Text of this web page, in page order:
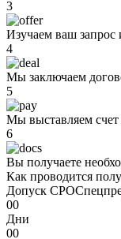
3
Изучаем ваш
4
Мы заключаем
5
Мы выставляем счет
6
Вы получаете
Как проводится
Допуск СРО
00
Дни
00